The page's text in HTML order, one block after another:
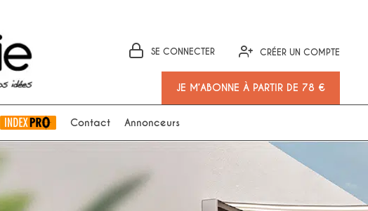
SE CONNECTER CRÉER UN COMPTE
JE M’ABONNE À PARTIR DE 78 €
Contact Annonceurs